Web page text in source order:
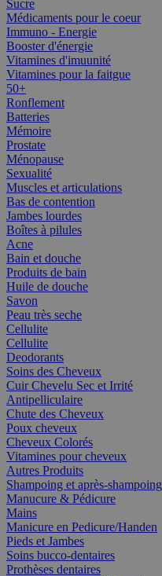
Sucre
Médicaments pour le coeur
Immuno - Energie
Booster d'énergie
Vitamines d'imuunité
Vitamines pour la faitgue
50+
Ronflement
Batteries
Mémoire
Prostate
Ménopause
Sexualité
Muscles et articulations
Bas de contention
Jambes lourdes
Boîtes à pilules
Acne
Bain et douche
Produits de bain
Huile de douche
Savon
Peau très seche
Cellulite
Cellulite
Deodorants
Soins des Cheveux
Cuir Chevelu Sec et Irrité
Antipelliculaire
Chute des Cheveux
Poux cheveux
Cheveux Colorés
Vitamines pour cheveux
Autres Produits
Shampoing et après-shampoing
Manucure & Pédicure
Mains
Manicure en Pedicure/Handen
Pieds et Jambes
Soins bucco-dentaires
Prothèses dentaires